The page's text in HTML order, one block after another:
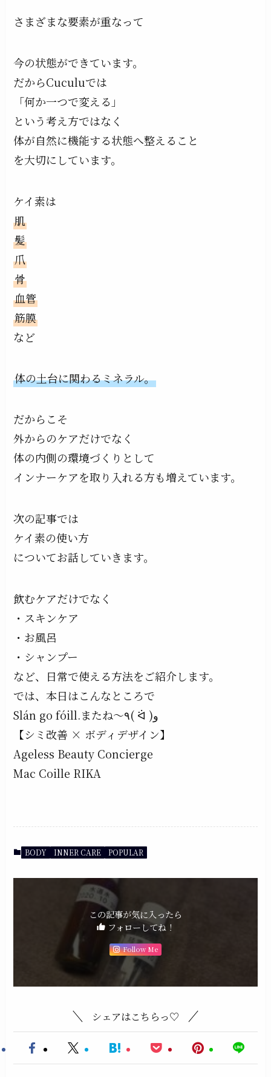
さまざまな要素が重なって
今の状態ができています。
だからCuculuでは
「何か一つで変える」
という考え方ではなく
体が自然に機能する状態へ整えること
を大切にしています。
ケイ素は
肌
髪
爪
骨
血管
筋膜
など
体の土台に関わるミネラル。
だからこそ
外からのケアだけでなく
体の内側の環境づくりとして
インナーケアを取り入れる方も増えています。
次の記事では
ケイ素の使い方
についてお話していきます。
飲むケアだけでなく
・スキンケア
・お風呂
・シャンプー
など、日常で使える方法をご紹介します。
では、本日はこんなところで
Slán go fóill.またね〜٩( ᐛ )و
【シミ改善 × ボディデザイン】
Ageless Beauty Concierge
Mac Coille RIKA
BODY INNER CARE POPULAR
この記事が気に入ったら
フォローしてね！
Follow Me
シェアはこちらっ♡